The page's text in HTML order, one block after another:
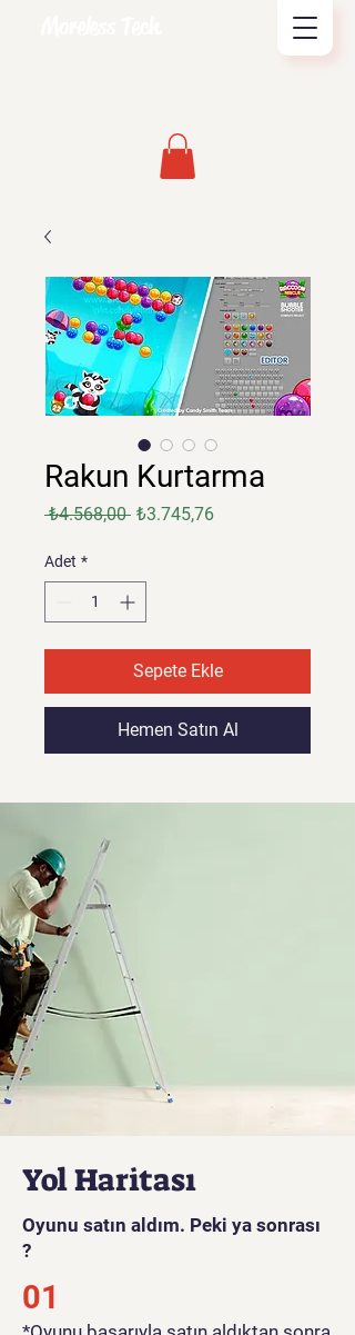
Rakun Kurtarma
₺4.568,00 Normal
₺3.745,76İndirimli
Adet *
Sepete Ekle
Hemen Satın Al
Yol Haritası
Oyunu satın aldım. Peki ya sonrası
?
01